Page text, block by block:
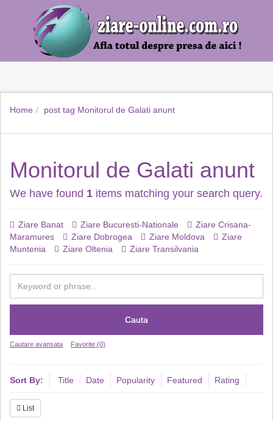
Home post tag Monitorul de Galati anunt
Monitorul de Galati anunt
We have found 1 items matching your search query.
Ziare Banat Ziare Bucuresti-Nationale
Ziare Crisana-
Maramures
Ziare Dobrogea Ziare Moldova
Ziare
Muntenia
Ziare Oltenia Ziare Transilvania
Cauta
Cautare avansata Favorite (0)
Sort By: Title Date Popularity Featured Rating
List